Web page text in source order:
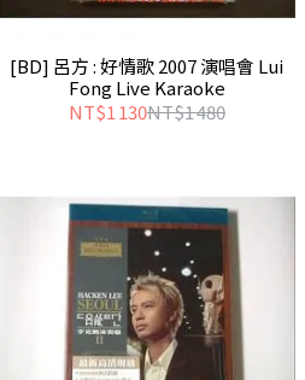
[BD] 呂方 : 好情歌 2007 演唱會 Lui
Fong Live Karaoke
NT$1 130NT$1 480